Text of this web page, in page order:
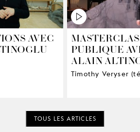
AVEC
PUBLIQUE
ALAIN
Timothy Veryser
TOUS LES ARTICLES